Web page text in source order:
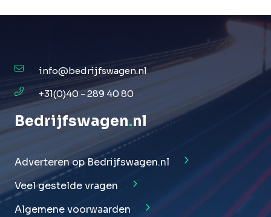
info@bedrijfswagen.nl
+31(0)40 - 289 40 80
Bedrijfswagen.nl
Adverteren op Bedrijfswagen.nl
Veel gestelde vragen
Algemene voorwaarden